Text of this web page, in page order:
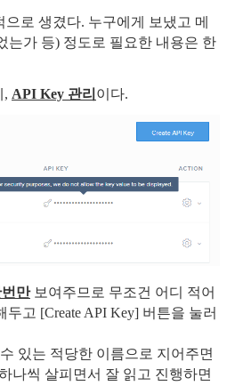
으로 생겼다. 누구에게 보냈고 메
는가 등) 정도로 필요한 내용은 한
, API Key 관리 이다.
만보여주므로 무조건 어디 적어
고 [Create API Key] 버튼을 눌러
있는 적당한 이름으로 지어주면
나씩 살피면서 잘 읽고 진행하면